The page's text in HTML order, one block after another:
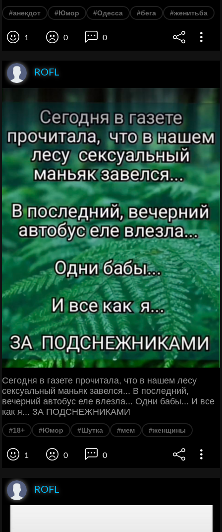
#анекдот #Юмор #Одесса #бега #женитьба
1 0 0
ROFL
Сегодня в газете прочитала, что в нашем лесу
сексуальный маньяк завелся... В последний,
вечерний автобус еле влезла... Одни бабы... И все
как я... ЗА ПОДСНЕЖНИКАМИ
#18+ #Юмор #Шутка #мем #женщины
1 0 0
ROFL